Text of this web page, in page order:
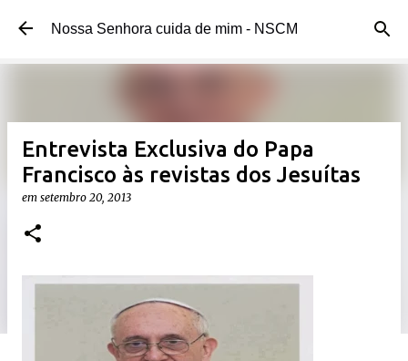
Pular para o conteúdo principal
Nossa Senhora cuida de mim - NSCM
Entrevista Exclusiva do Papa
Francisco às revistas dos Jesuítas
em setembro 20, 2013